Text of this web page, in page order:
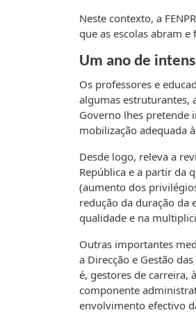
Neste contexto, a
que as escolas abram
Um ano de
Os professores e
algumas estruturantes,
Governo lhes pretende
mobilização adequada
Desde logo, releva a
República e a partir da
(aumento dos
redução da duração da
qualidade e na
Outras importantes
a Direcção e Gestão
é, gestores de carreira,
componente
envolvimento efectivo